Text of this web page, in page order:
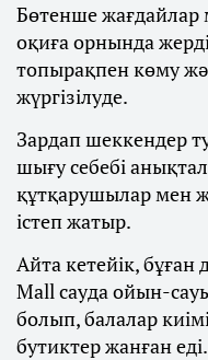
Бөтенше жағдайлар
оқиға орнында
топырақпен көму
жүргізілуде.
Зардап шеккендер
шығу себебі
құтқарушылар мен
істеп жатыр.
Айта кетейік,
Mall сауда ойын-
болып, балалар
бутиктер жанған еді.